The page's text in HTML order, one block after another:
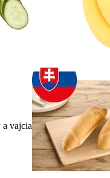
vajcia